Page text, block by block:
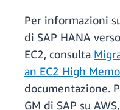
Per informazioni
di SAP HANA
EC2, consulta
an EC2 High
documentazione.
GM di SAP su